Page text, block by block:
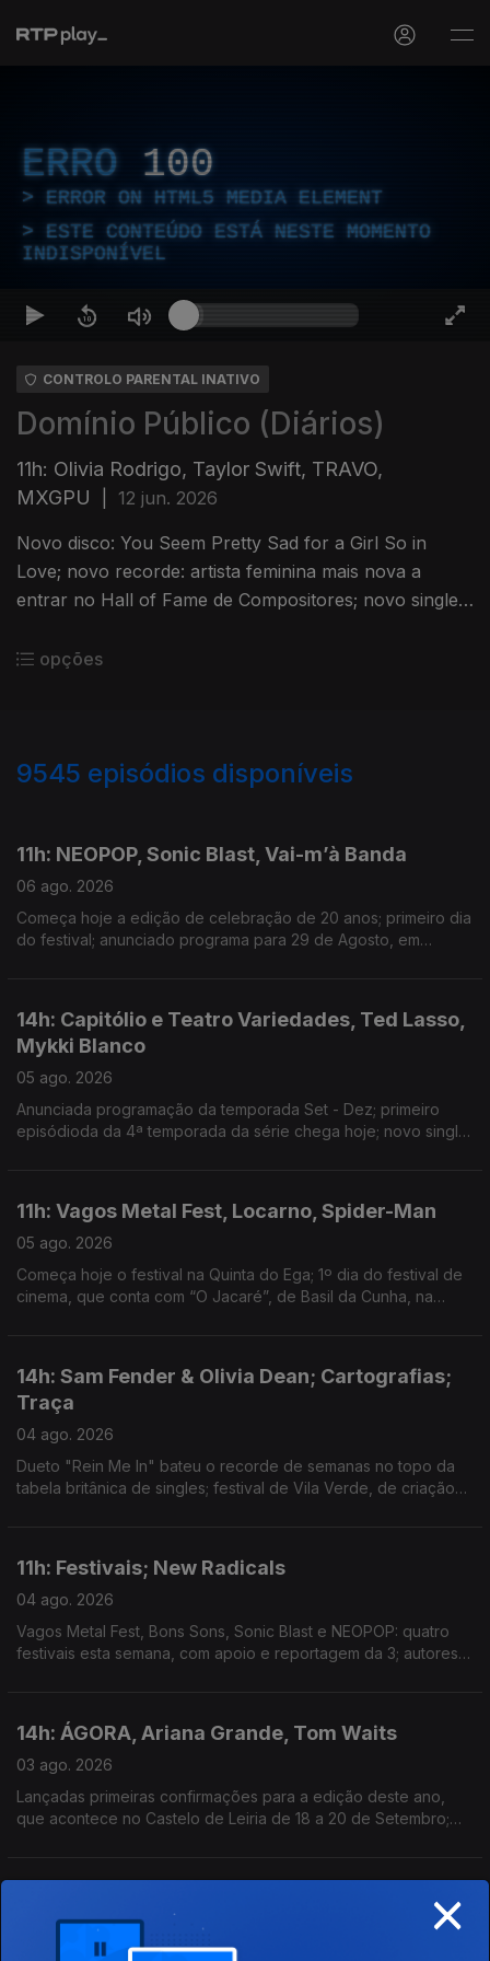
ERRO 100
ERROR ON HTML5 MEDIA ELEMENT
ESTE CONTEÚDO ESTÁ NESTE MOMENTO
INDISPONÍVEL
CONTROLO PARENTAL INATIVO
Domínio Público (Diários)
11h: Olivia Rodrigo, Taylor Swift, TRAVO,
MXGPU
12 jun. 2026
Novo disco: You Seem Pretty Sad for a Girl So in
Love; novo recorde: artista feminina mais nova a
entrar no Hall of Fame de Compositores; novo single:
opções
9545 episódios disponíveis
11h: NEOPOP, Sonic Blast, Vai-m’à Banda
06 ago. 2026
Começa hoje a edição de celebração de 20 anos; primeiro dia
do festival; anunciado programa para 29 de Agosto, em
14h: Capitólio e Teatro Variedades, Ted Lasso,
Mykki Blanco
05 ago. 2026
Anunciada programação da temporada Set - Dez; primeiro
episódioda da 4ª temporada da série chega hoje; novo single:
11h: Vagos Metal Fest, Locarno, Spider-Man
05 ago. 2026
Começa hoje o festival na Quinta do Ega; 1º dia do festival de
cinema, que conta com “O Jacaré”, de Basil da Cunha, na
14h: Sam Fender & Olivia Dean; Cartografias;
Traça
04 ago. 2026
Dueto "Rein Me In" bateu o recorde de semanas no topo da
tabela britânica de singles; festival de Vila Verde, de criação
11h: Festivais; New Radicals
04 ago. 2026
Vagos Metal Fest, Bons Sons, Sonic Blast e NEOPOP: quatro
festivais esta semana, com apoio e reportagem da 3; autores
14h: ÁGORA, Ariana Grande, Tom Waits
03 ago. 2026
Lançadas primeiras confirmações para a edição deste ano,
que acontece no Castelo de Leiria de 18 a 20 de Setembro;
11h: Mucho Flow, Ocupar a Velga, Spider Man e
A Odisseia
03 ago. 2026
×